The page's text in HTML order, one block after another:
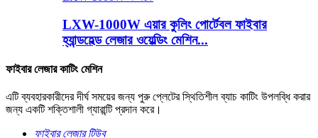
LXW-1000W এয়ার কুলিং পোর্টেবল ফাইবার
হ্যান্ডহেল্ড লেজার ওয়েল্ডিং মেশিন...
ফাইবার লেজার কাটিং মেশিন
এটি ব্যবহারকারীদের দীর্ঘ সময়ের জন্য পুরু প্লেটের স্থিতিশীল ব্যাচ কাটিং উপলব্ধি করার
জন্য একটি শক্তিশালী গ্যারান্টি প্রদান করে।
ফাইবার লেজার টিউব